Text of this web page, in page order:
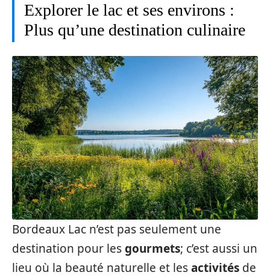
Explorer le lac et ses environs :
Plus qu’une destination culinaire
Bordeaux Lac n’est pas seulement une
destination pour lesgourmets; c’est aussi un
lieu où la beauté naturelle et lesactivités de